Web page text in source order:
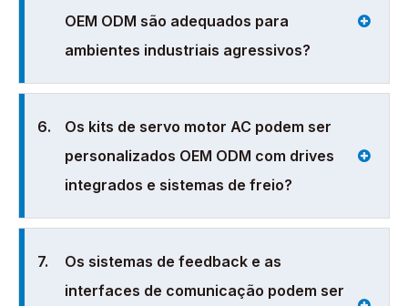
OEM ODM são adequados para
ambientes industriais agressivos?
6.
Os kits de servo motor AC podem ser
personalizados OEM ODM com drives
integrados e sistemas de freio?
7.
Os sistemas de feedback e as
interfaces de comunicação podem ser